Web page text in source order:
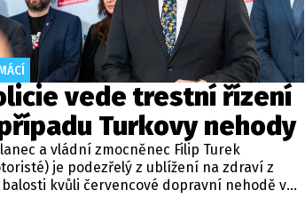
vede trestní řízení
Turkovy nehody
a vládní zmocněnec Filip Turek
je podezřelý z ublížení na zdraví z
kvůli červencové dopravní nehodě v